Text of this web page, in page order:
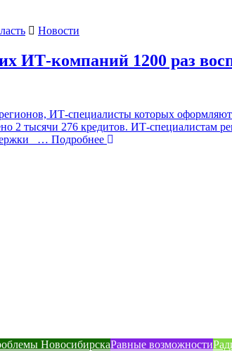
Новости
ИТ-компаний 1200 раз
ИТ-специалисты которых
2 тысячи 276 кредитов. ИТ-специалистам
… Подробнее
НовосибирскаРавные возможности